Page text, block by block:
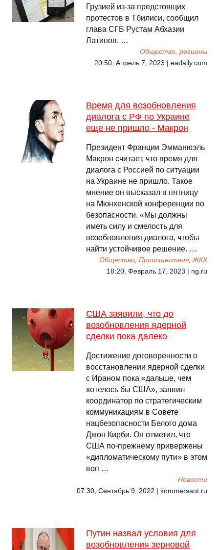
Грузией из-за предстоящих
протестов в Тбилиси, сообщил
глава СГБ Рустам Абхазии
Латипов. …
Общество, регионы
20:50, Апрель 7, 2023 | eadaily.com
Время для возобновления
диалога с РФ по Украине
еще не пришло - Макрон
Президент Франции Эмманюэль
Макрон считает, что время для
диалога с Россией по ситуации
на Украине не пришло. Такое
мнение он высказал в пятницу
на Мюнхенской конференции по
безопасности. «Мы должны
иметь силу и смелость для
возобновления диалога, чтобы
найти устойчивое решение. …
Общество, Происшествия, ЖКХ
18:20, Февраль 17, 2023 | ng.ru
США заявили, что до
возобновления ядерной
сделки пока далеко
Достижение договоренности о
восстановлении ядерной сделки
с Ираном пока «дальше, чем
хотелось бы США», заявил
координатор по стратегическим
коммуникациям в Совете
нацбезопасности Белого дома
Джон Кирби. Он отметил, что
США по-прежнему привержены
«дипломатическому пути» в этом
воп …
Новости
07:30, Сентябрь 9, 2022 | kommersant.ru
Путин назвал условия для
возобновления зерновой